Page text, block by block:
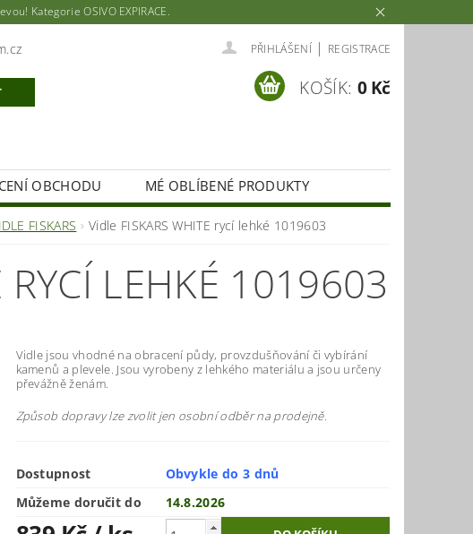
Kategorie OSIVO EXPIRACE.
PŘIHLÁŠENÍ | REGISTRACE
KOŠÍK: 0 Kč
OBCHODU MÉ OBLÍBENÉ PRODUKTY
FISKARS Vidle FISKARS WHITE rycí lehké 1019603
RYCÍ LEHKÉ 1019603
Vidle jsou vhodné na obracení půdy, provzdušňování či vybírání
kamenů a plevele. Jsou vyrobeny z lehkého materiálu a jsou určeny
převážně ženám.
Způsob dopravy lze zvolit jen osobní odběr na prodejně.
Dostupnost
Obvykle do 3 dnů
Můžeme doručit do
14.8.2026